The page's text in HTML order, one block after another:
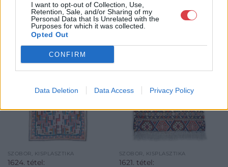
I want to opt-out of Collection, Use,
Retention, Sale, and/or Sharing of my
Personal Data that Is Unrelated with the
Purposes for which it was collected.
Opted Out
CONFIRM
Data Deletion Data Access Privacy Policy
KAPCSOLÓDÓ MŰTÁRGYAK
SZOBOR, KISPLASZTIKA
1624. tétel:
SZOBOR, KISPLASZTIKA
1621. tétel: